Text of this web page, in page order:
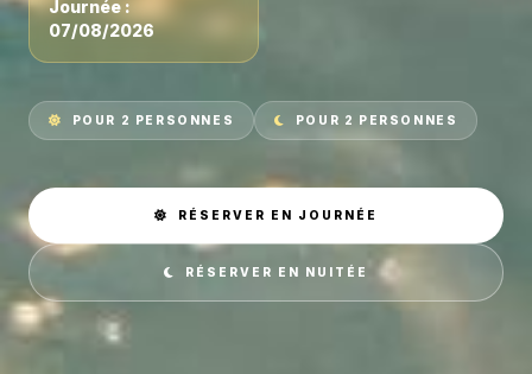
Journée :
07/08/2026
POUR 2 PERSONNES POUR 2 PERSONNES
RÉSERVER EN JOURNÉE
RÉSERVER EN NUITÉE